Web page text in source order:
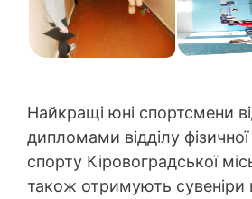
Найкращі юні спортсмени
дипломами відділу
спорту Кіровоградської
також отримують сувеніри